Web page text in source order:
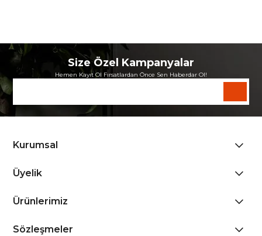
Size Özel Kampanyalar
Hemen Kayıt Ol Fırsatlardan Önce Sen Haberdar Ol!
Kurumsal
Üyelik
Ürünlerimiz
Sözleşmeler